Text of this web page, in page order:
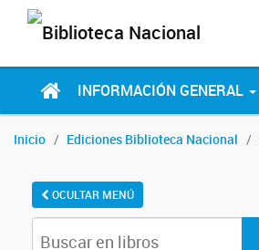
INFORMACIÓN GENERAL
Inicio Ediciones Biblioteca Nacional
OCULTAR MENÚ